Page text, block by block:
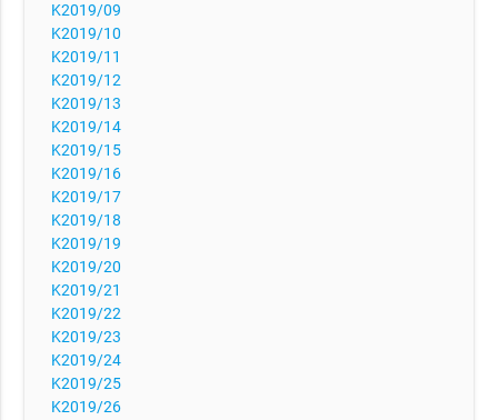
K2019/09
K2019/10
K2019/11
K2019/12
K2019/13
K2019/14
K2019/15
K2019/16
K2019/17
K2019/18
K2019/19
K2019/20
K2019/21
K2019/22
K2019/23
K2019/24
K2019/25
K2019/26